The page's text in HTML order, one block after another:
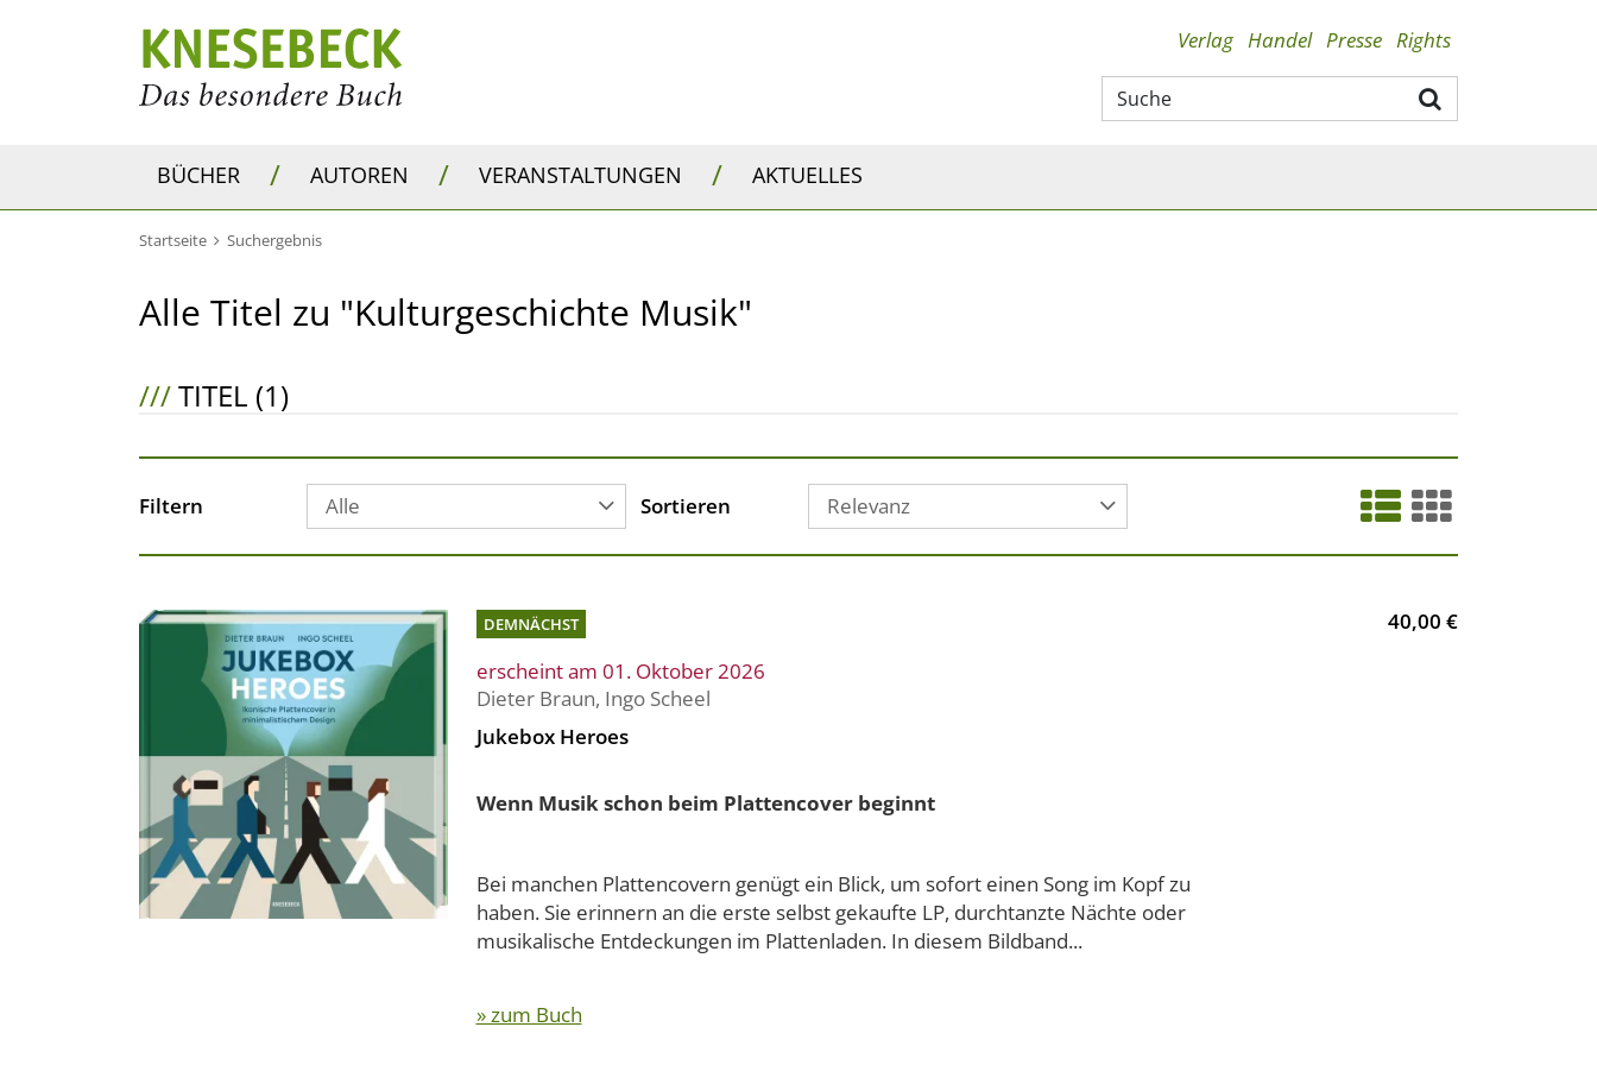
Verlag Handel Presse Rights
BÜCHER / AUTOREN / VERANSTALTUNGEN / AKTUELLES
Startseite Suchergebnis
Alle Titel zu "Kulturgeschichte Musik"
///TITEL (1)
Filtern Alle Sortieren Relevanz
DEMNÄCHST
erscheint am 01. Oktober 2026
Dieter Braun, Ingo Scheel
Jukebox Heroes
Wenn Musik schon beim Plattencover beginnt
Bei manchen Plattencovern genügt ein Blick, um sofort einen Song im Kopf zu
haben. Sie erinnern an die erste selbst gekaufte LP, durchtanzte Nächte oder
musikalische Entdeckungen im Plattenladen. In diesem Bildband...
» zum Buch
40,00 €